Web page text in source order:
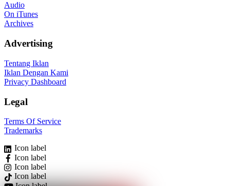
Audio
On iTunes
Archives
Advertising
Tentang Iklan
Iklan Dengan Kami
Privacy Dashboard
Legal
Terms Of Service
Trademarks
Icon label
Icon label
Icon label
Icon label